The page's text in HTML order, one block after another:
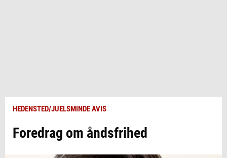
HEDENSTED/JUELSMINDE AVIS
Foredrag om åndsfrihed